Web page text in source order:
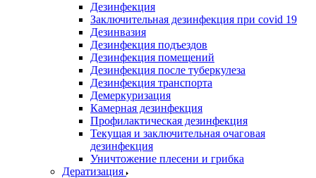
Дезинфекция
Заключительная дезинфекция при covid 19
Дезинвазия
Дезинфекция подъездов
Дезинфекция помещений
Дезинфекция после туберкулеза
Дезинфекция транспорта
Демеркуризация
Камерная дезинфекция
Профилактическая дезинфекция
Текущая и заключительная очаговая
дезинфекция
Уничтожение плесени и грибка
Дератизация